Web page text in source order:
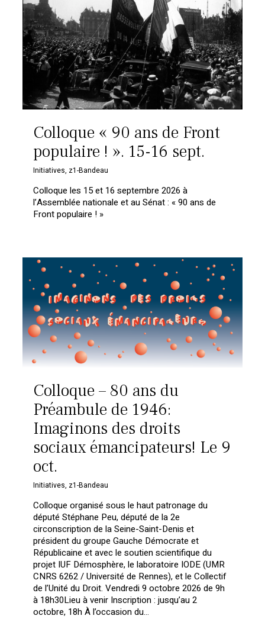
Colloque « 90 ans de Front
populaire ! ». 15-16 sept.
Initiatives, z1-Bandeau
Colloque les 15 et 16 septembre 2026 à
l’Assemblée nationale et au Sénat : « 90 ans de
Front populaire ! »
Colloque – 80 ans du
Préambule de 1946:
Imaginons des droits
sociaux émancipateurs! Le 9
oct.
Initiatives, z1-Bandeau
Colloque organisé sous le haut patronage du
député Stéphane Peu, député de la 2e
circonscription de la Seine-Saint-Denis et
président du groupe Gauche Démocrate et
Républicaine et avec le soutien scientifique du
projet IUF Démosphère, le laboratoire IODE (UMR
CNRS 6262 / Université de Rennes), et le Collectif
de l’Unité du Droit. Vendredi 9 octobre 2026 de 9h
à 18h30Lieu à venir Inscription : jusqu’au 2
octobre, 18h À l’occasion du…